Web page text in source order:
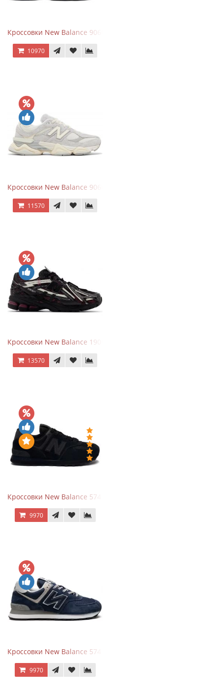
Кроссовки New Balance 9060 x Joe Freshgoods Dark Grey
10970
Кроссовки New Balance 9060 Quartz Grey
11570
Кроссовки New Balance 1906A Dragon Berry
13570
Кроссовки New Balance 574 All Black
9970
Кроссовки New Balance 574 Navy Blue Grey
9970